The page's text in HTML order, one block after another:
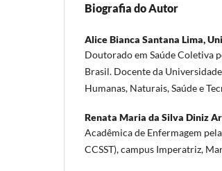
Biografia do Autor
Alice Bianca Santana Lima,
Doutorado em Saúde Coletiva
Brasil. Docente da
Humanas, Naturais, Saúde e
Renata Maria da Silva Diniz
Acadêmica de Enfermagem
CCSST), campus Imperatriz,